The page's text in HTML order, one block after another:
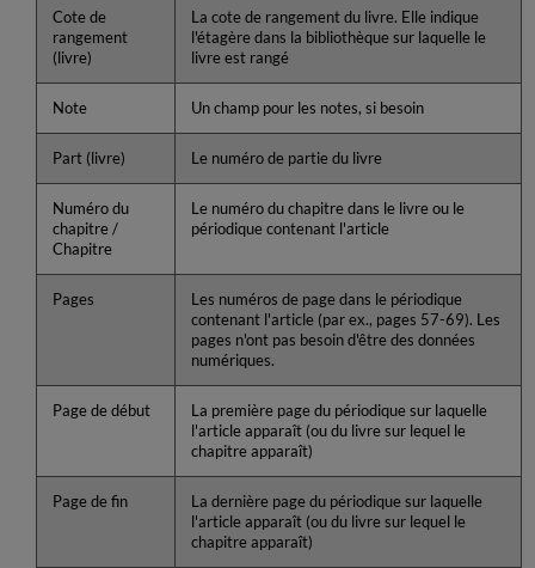
Cote de
rangement
(livre)
La cote de rangement du livre. Elle indique
l'étagère dans la bibliothèque sur laquelle le
livre est rangé
Note Un champ pour les notes, si besoin
Part (livre) Le numéro de partie du livre
Numéro du
chapitre /
Chapitre
Le numéro du chapitre dans le livre ou le
périodique contenant l'article
Pages
Les numéros de page dans le périodique
contenant l'article (par ex., pages 57-69). Les
pages n'ont pas besoin d'être des données
numériques.
Page de début
La première page du périodique sur laquelle
l'article apparaît (ou du livre sur lequel le
chapitre apparaît)
Page de fin
La dernière page du périodique sur laquelle
l'article apparaît (ou du livre sur lequel le
chapitre apparaît)